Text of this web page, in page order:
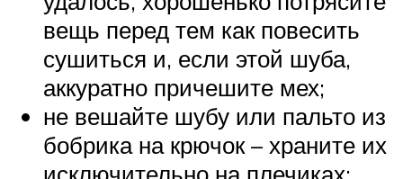
вещь перед тем как повесить
сушиться и, если этой шуба,
аккуратно причешите мех;
не вешайте шубу или пальто из
бобрика на крючок – храните их